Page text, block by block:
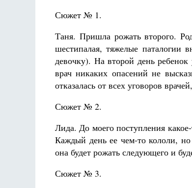
Сюжет № 1.
Таня. Пришла рожать второго.
шестипалая, тяжелые паталогии
девочку). На второй день
врач никаких опасений не
отказалась от всех уговоров
Сюжет № 2.
Лида. До моего поступления
Каждый день ее чем-то кололи,
она будет рожать следующего и
Сюжет № 3.